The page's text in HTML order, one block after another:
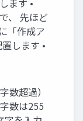
ます •
、 先ほど
「作成ア
します •
数超過）
数は255